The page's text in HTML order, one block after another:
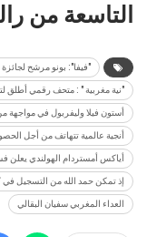
التاسعة من
"فيفا": بونو مرشح
"نية مغربية " : متحف رقمي أطلق
أستون فيلا وليفربول في مواجهة من
أنجية عالمية تتهاتف من أجل
أياكس أمستردام الهولندي يعلن
إذ تمكن حمد الله من التسجيل
العداء المغربي سفيان البقالي